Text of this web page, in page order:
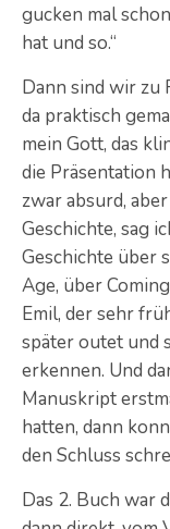
gucken mal
hat und so.“
Dann sind wir zu
da praktisch
mein Gott, das
die Präsentation
zwar absurd,
Geschichte, sag
Geschichte über
Age, über
Emil, der sehr
später outet und
erkennen. Und
Manuskript
hatten, dann
den Schluss
Das 2. Buch war